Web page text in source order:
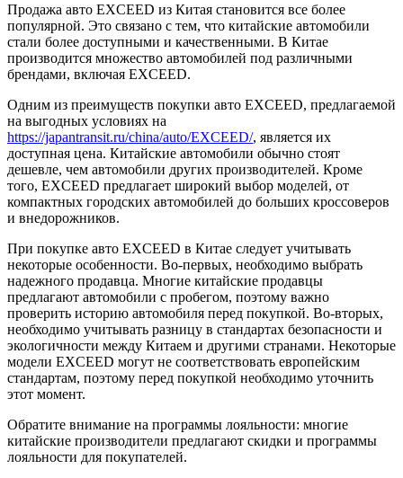
Продажа авто EXCEED из Китая становится все более
популярной. Это связано с тем, что китайские автомобили
стали более доступными и качественными. В Китае
производится множество автомобилей под различными
брендами, включая EXCEED.
Одним из преимуществ покупки авто EXCEED, предлагаемой
на выгодных условиях на
https://japantransit.ru/china/auto/EXCEED/, является их
доступная цена. Китайские автомобили обычно стоят
дешевле, чем автомобили других производителей. Кроме
того, EXCEED предлагает широкий выбор моделей, от
компактных городских автомобилей до больших кроссоверов
и внедорожников.
При покупке авто EXCEED в Китае следует учитывать
некоторые особенности. Во-первых, необходимо выбрать
надежного продавца. Многие китайские продавцы
предлагают автомобили с пробегом, поэтому важно
проверить историю автомобиля перед покупкой. Во-вторых,
необходимо учитывать разницу в стандартах безопасности и
экологичности между Китаем и другими странами. Некоторые
модели EXCEED могут не соответствовать европейским
стандартам, поэтому перед покупкой необходимо уточнить
этот момент.
Обратите внимание на программы лояльности: многие
китайские производители предлагают скидки и программы
лояльности для покупателей.